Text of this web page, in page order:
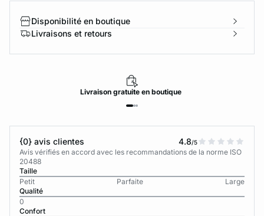
Disponibilité en boutique
Livraisons et retours
Livraisongratuiteen boutique
{0} avis clientes 4.8/5
Avis vérifiés en accord avec les recommandations de la norme ISO
20488
Taille
Petit
Parfaite
Large
Qualité
0
Confort